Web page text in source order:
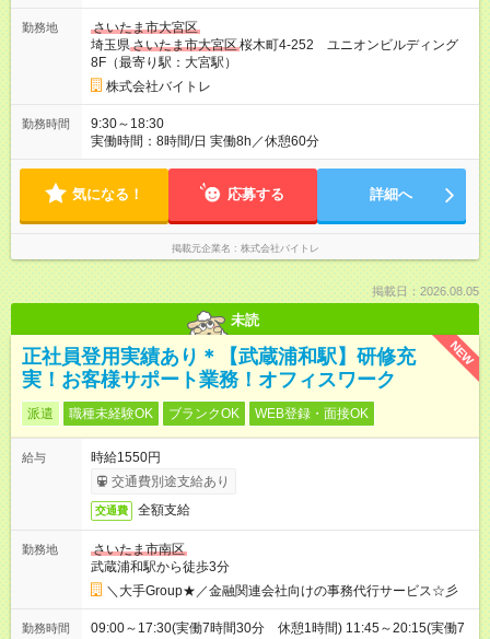
勤務地
さいたま市大宮区
埼玉県さいたま市大宮区桜木町4-252 ユニオンビルディング
8F（最寄り駅：大宮駅）
株式会社バイトレ
勤務時間
9:30～18:30
実働時間：8時間/日 実働8h／休憩60分
気になる！ 応募する 詳細へ
掲載元企業名 株式会社バイトレ
掲載日：2026.08.05
未読
NEW
正社員登用実績あり＊【武蔵浦和駅】研修充
実！お客様サポート業務！オフィスワーク
派遣 職種未経験OK ブランクOK WEB登録・面接OK
給与
時給1550円
交通費別途支給あり
交通費 全額支給
勤務地
さいたま市南区
武蔵浦和駅から徒歩3分
＼大手Group★／金融関連会社向けの事務代行サービス☆彡
勤務時間
09:00～17:30(実働7時間30分 休憩1時間) 11:45～20:15(実働7